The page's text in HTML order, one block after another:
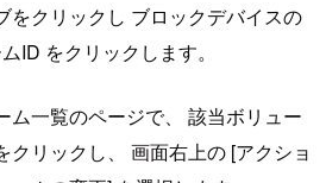
をクリックし ブロックデバイスの
ID をクリックします。
ム一覧のページで、 該当ボリュー
クリックし、 画面右上の [アクショ